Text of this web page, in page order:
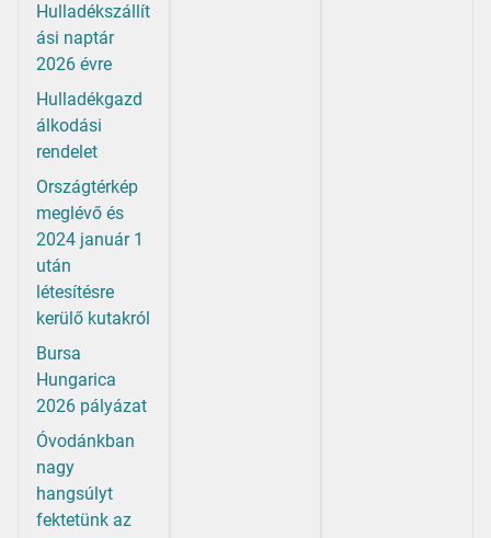
Hulladékszállít
ási naptár
2026 évre
Hulladékgazd
álkodási
rendelet
Országtérkép
meglévő és
2024 január 1
után
létesítésre
kerülő kutakról
Bursa
Hungarica
2026 pályázat
Óvodánkban
nagy
hangsúlyt
fektetünk az